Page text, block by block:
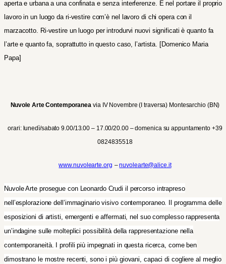
aperta e urbana a una confinata e senza interferenze. È nel portare il proprio
lavoro in un luogo da ri-vestire com’è nel lavoro di chi opera con il
marzacotto. Ri-vestire un luogo per introdurvi nuovi significati è quanto fa
l’arte e quanto fa, soprattutto in questo caso, l’artista. [Domenico Maria
Papa]
Nuvole Arte Contemporanea via IV Novembre (I traversa) Montesarchio (BN)
orari: lunedì/sabato 9.00/13.00 – 17.00/20.00 – domenica su appuntamento +39
0824835518
www.nuvolearte.org –nuvolearte@alice.it
Nuvole Arte prosegue con Leonardo Crudi il percorso intrapreso
nell’esplorazione dell’immaginario visivo contemporaneo. Il programma delle
esposizioni di artisti, emergenti e affermati, nel suo complesso rappresenta
un’indagine sulle molteplici possibilità della rappresentazione nella
contemporaneità. I profili più impegnati in questa ricerca, come ben
dimostrano le mostre recenti, sono i più giovani, capaci di cogliere al meglio